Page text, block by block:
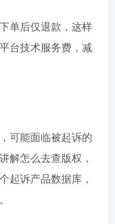
单后仅退款，这样
台技术服务费，减
可能面临被起诉的
解怎么去查版权，
起诉产品数据库，